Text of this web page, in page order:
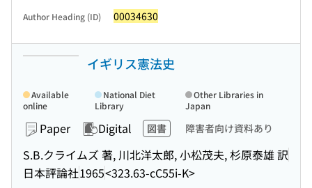
Author Heading (ID) 00034630
イギリス憲法史
Paper Digital 図書 障害者向け資料あり
S.B.クライムズ 著, 川北洋太郎, 小松茂夫, 杉原泰雄 訳
日本評論社1965<323.63-cC55i-K>
Available
online
National Diet
Library
Other Libraries in
Japan